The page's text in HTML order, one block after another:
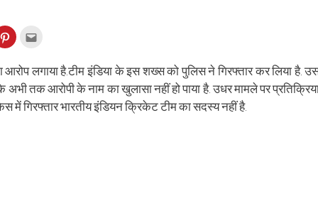
Click
to
Pinterest
(Opens
in
new
window)
to
a
friend
(Opens
in
new
आरोप लगाया है.टीम इंडिया के इस शख्स को पुलिस ने गिरफ्तार कर लिया है.
तक आरोपी के नाम का खुलासा नहीं हो पाया है. उधर मामले पर
गिरफ्तार भारतीय इंडियन क्रिकेट टीम का सदस्य नहीं है.